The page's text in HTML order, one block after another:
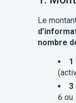
Le
nombre
1
3
6 ou